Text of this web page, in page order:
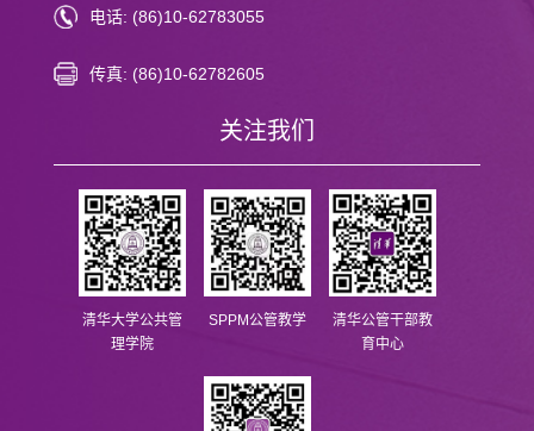
电话: (86)10-62783055
传真: (86)10-62782605
关注我们
清华大学公共管
理学院
SPPM公管教学
清华公管干部教
育中心